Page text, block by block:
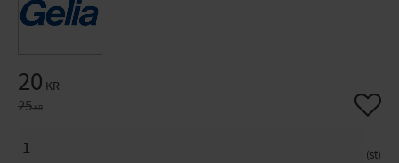
Nedsatt pris:
20 KR
Ordinarie pris:
25KR
st
Lägg